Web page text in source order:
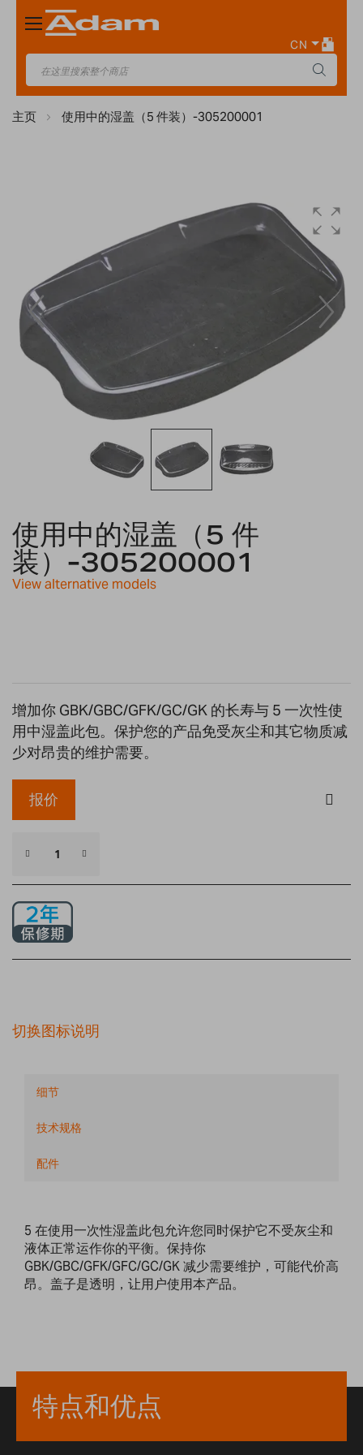
Toggle
Nav
CN
主页 使用中的湿盖（5 件装）-305200001
the
images
gallery
to
the
beginning
of
the
使用中的湿盖（5 件
装）-305200001
View alternative models
增加你 GBK/GBC/GFK/GC/GK 的长寿与 5 一次性使
用中湿盖此包。保护您的产品免受灰尘和其它物质减
少对昂贵的维护需要。
报价
切换图标说明
细节
技术规格
配件
5 在使用一次性湿盖此包允许您同时保护它不受灰尘和
液体正常运作你的平衡。保持你
GBK/GBC/GFK/GFC/GC/GK 减少需要维护，可能代价高
昂。盖子是透明，让用户使用本产品。
特点和优点